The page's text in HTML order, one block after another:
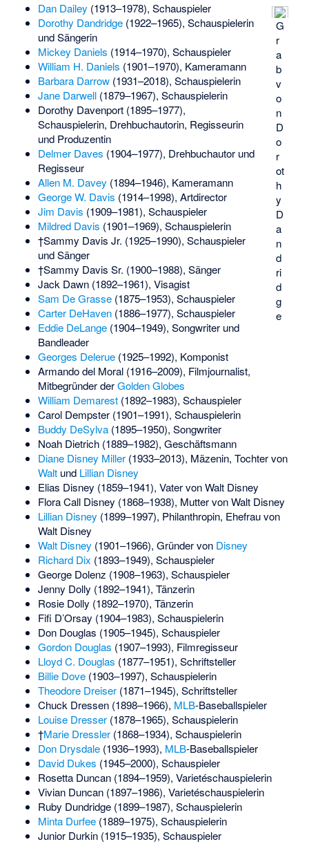
G
r
a
b
v
o
n
D
o
r
ot
h
y
D
a
n
d
ri
d
g
e
Dan Dailey (1913–1978), Schauspieler
Dorothy Dandridge(1922–1965), Schauspielerin
und Sängerin
Mickey Daniels (1914–1970), Schauspieler
William H. Daniels (1901–1970), Kameramann
Barbara Darrow(1931–2018), Schauspielerin
Jane Darwell(1879–1967), Schauspielerin
Dorothy Davenport(1895–1977),
Schauspielerin, Drehbuchautorin, Regisseurin
und Produzentin
Delmer Daves (1904–1977), Drehbuchautor und
Regisseur
Allen M. Davey (1894–1946), Kameramann
George W. Davis (1914–1998), Artdirector
Jim Davis (1909–1981), Schauspieler
Mildred Davis (1901–1969), Schauspielerin
†Sammy Davis Jr. (1925–1990), Schauspieler
und Sänger
†Sammy Davis Sr. (1900–1988), Sänger
Jack Dawn(1892–1961), Visagist
Sam De Grasse(1875–1953), Schauspieler
Carter DeHaven(1886–1977), Schauspieler
Eddie DeLange(1904–1949), Songwriter und
Bandleader
Georges Delerue(1925–1992), Komponist
Armando del Moral(1916–2009), Filmjournalist,
Mitbegründer derGolden Globes
William Demarest(1892–1983), Schauspieler
Carol Dempster(1901–1991), Schauspielerin
Buddy DeSylva(1895–1950), Songwriter
Noah Dietrich(1889–1982), Geschäftsmann
Diane Disney Miller(1933–2013), Mäzenin, Tochter von
Waltund Lillian Disney
Elias Disney (1859–1941), Vater von Walt Disney
Flora Call Disney (1868–1938), Mutter von Walt Disney
Lillian Disney (1899–1997), Philanthropin, Ehefrau von
Walt Disney
Walt Disney (1901–1966), Gründer von Disney
Richard Dix (1893–1949), Schauspieler
George Dolenz (1908–1963), Schauspieler
Jenny Dolly (1892–1941), Tänzerin
Rosie Dolly (1892–1970), Tänzerin
Fifi D’Orsay (1904–1983), Schauspielerin
Don Douglas (1905–1945), Schauspieler
Gordon Douglas (1907–1993), Filmregisseur
Lloyd C. Douglas (1877–1951), Schriftsteller
Billie Dove(1903–1997), Schauspielerin
Theodore Dreiser(1871–1945), Schriftsteller
Chuck Dressen(1898–1966), MLB-Baseballspieler
Louise Dresser(1878–1965), Schauspielerin
†Marie Dressler(1868–1934), Schauspielerin
Don Drysdale(1936–1993), MLB-Baseballspieler
David Dukes (1945–2000), Schauspieler
Rosetta Duncan(1894–1959), Varietéschauspielerin
Vivian Duncan(1897–1986), Varietéschauspielerin
Ruby Dundridge(1899–1987), Schauspielerin
Minta Durfee(1889–1975), Schauspielerin
Junior Durkin(1915–1935), Schauspieler